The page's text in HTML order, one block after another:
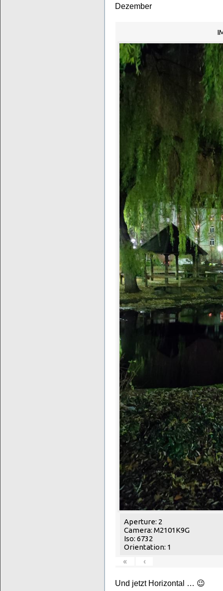
Dezember
Aperture: 2
Camera: M2101K9G
Iso: 6732
Orientation: 1
«
‹
Und jetzt Horizontal … 😉